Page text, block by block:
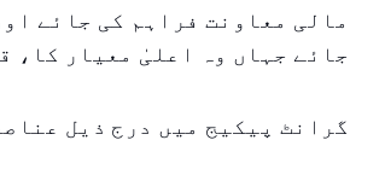
مالی معاونت فراہم کی جائے
جائے جہاں وہ اعلیٰ معیار کا،
گرانٹ پیکیج میں درج ذیل